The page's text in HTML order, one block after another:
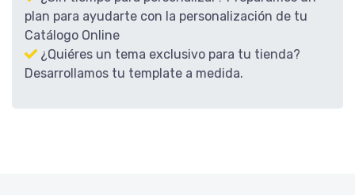
plan para ayudarte con la personalización de tu
Catálogo Online
¿Quiéres un tema exclusivo para tu tienda?
Desarrollamos tu template a medida.